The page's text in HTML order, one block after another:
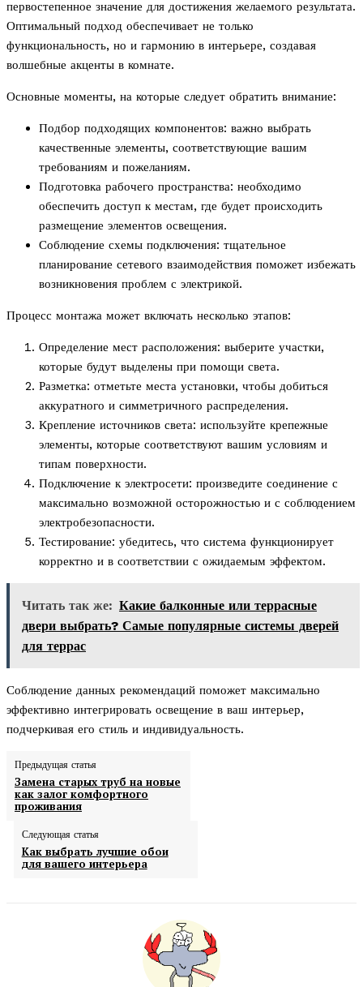
первостепенное значение для достижения желаемого результата.
Оптимальный подход обеспечивает не только
функциональность, но и гармонию в интерьере, создавая
волшебные акценты в комнате.
Основные моменты, на которые следует обратить внимание:
Подбор подходящих компонентов: важно выбрать
качественные элементы, соответствующие вашим
требованиям и пожеланиям.
Подготовка рабочего пространства: необходимо
обеспечить доступ к местам, где будет происходить
размещение элементов освещения.
Соблюдение схемы подключения: тщательное
планирование сетевого взаимодействия поможет избежать
возникновения проблем с электрикой.
Процесс монтажа может включать несколько этапов:
Определение мест расположения: выберите участки,
которые будут выделены при помощи света.
Разметка: отметьте места установки, чтобы добиться
аккуратного и симметричного распределения.
Крепление источников света: используйте крепежные
элементы, которые соответствуют вашим условиям и
типам поверхности.
Подключение к электросети: произведите соединение с
максимально возможной осторожностью и с соблюдением
электробезопасности.
Тестирование: убедитесь, что система функционирует
корректно и в соответствии с ожидаемым эффектом.
Читать так же: Какие балконные или террасные
двери выбрать? Самые популярные системы дверей
для террас
Соблюдение данных рекомендаций поможет максимально
эффективно интегрировать освещение в ваш интерьер,
подчеркивая его стиль и индивидуальность.
Предыдущая статья
Замена старых труб на новые
как залог комфортного
проживания
Следующая статья
Как выбрать лучшие обои
для вашего интерьера